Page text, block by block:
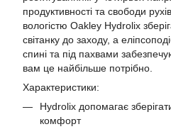
продуктивності та свободи
вологістю Oakley Hydrolix
світанку до заходу, а
спині та під пахвами
вам це найбільше потрібно.
Характеристики:
Hydrolix допомагає
комфорт